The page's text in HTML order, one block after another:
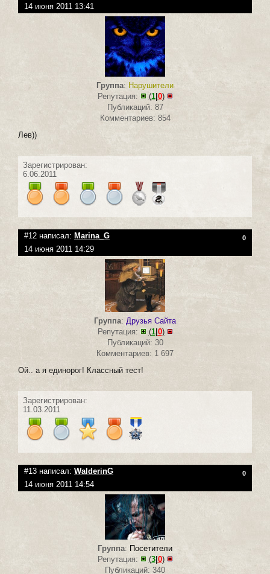
14 июня 2011 13:41
Группа: Нарушители
Репутация:
(1| 0)
Публикаций: 87
Комментариев: 854
Лев))
Зарегистрирован:
6.06.2011
#12 написал: Marina_G 0
14 июня 2011 14:29
Группа: Друзья Сайта
Репутация:
(1| 0)
Публикаций: 30
Комментариев: 1 697
Ой.. а я единорог! Классный тест!
Зарегистрирован:
11.03.2011
#13 написал: WalderinG 0
14 июня 2011 14:54
Группа: Посетители
Репутация:
(3| 0)
Публикаций: 340